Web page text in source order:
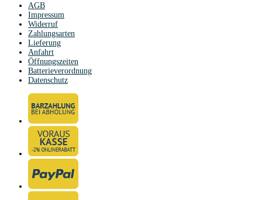
AGB
Impressum
Widerruf
Zahlungsarten
Lieferung
Anfahrt
Öffnungszeiten
Batterieverordnung
Datenschutz